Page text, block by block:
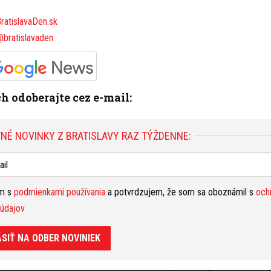
diele Čunovo našli
muža
nezabudnite platiť daň
Za neprihláseného
rekonštrukcii
používajú špeciálny
na recykláciu
dodávateľ pre
v Ekocentre v
hodnota
eur
odoberajte cez e-mail:
NOVINKY Z BRATISLAVY RAZ TÝŽDENNE:
s podmienkami používania a potvrdzujem, že som sa oboznámil s
NA ODBER NOVINIEK